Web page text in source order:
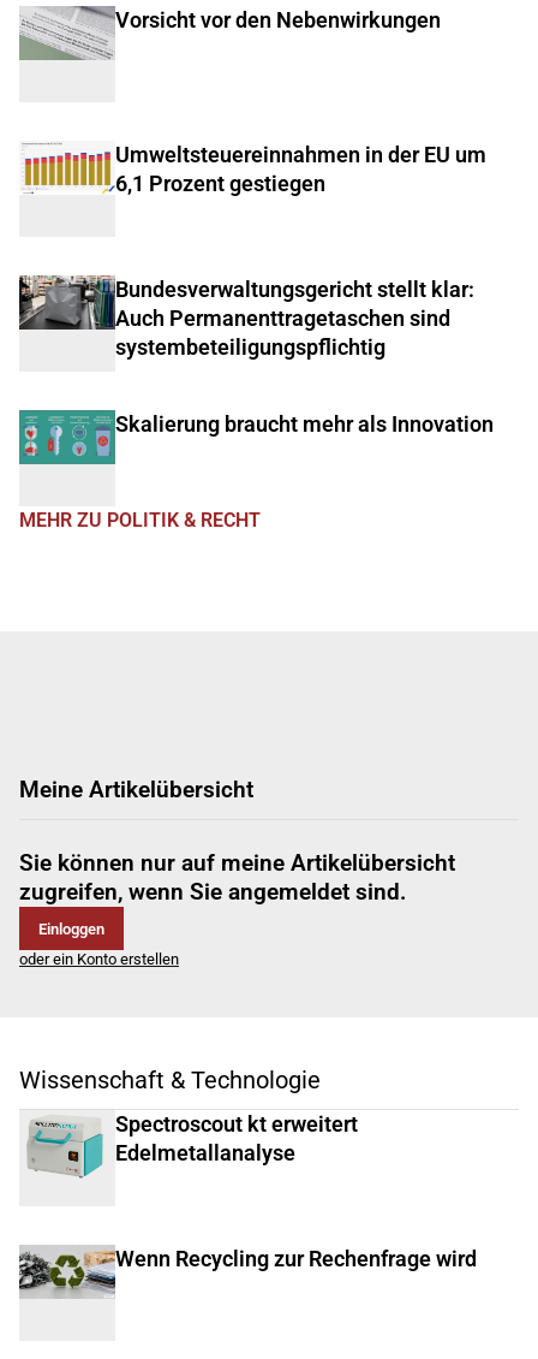
Vorsicht vor den Nebenwirkungen
Umweltsteuereinnahmen in der EU um
6,1 Prozent gestiegen
Bundesverwaltungsgericht stellt klar:
Auch Permanenttragetaschen sind
systembeteiligungspflichtig
Skalierung braucht mehr als Innovation
MEHR ZU POLITIK & RECHT
Meine Artikelübersicht
Sie können nur auf meine Artikelübersicht
zugreifen, wenn Sie angemeldet sind.
Einloggen
oder ein Konto erstellen
Wissenschaft & Technologie
Spectroscout kt erweitert
Edelmetallanalyse
Wenn Recycling zur Rechenfrage wird